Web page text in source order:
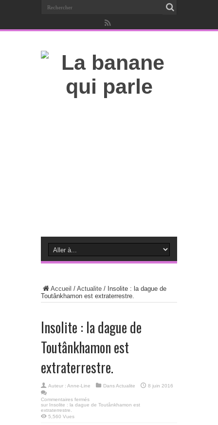
Accueil / Actualite / Insolite : la dague de
Toutânkhamon est extraterrestre.
Insolite : la dague de
Toutânkhamon est
extraterrestre.
Auteur : Anne-Line DansActualite 8 juin 2016
Commentaires fermés
sur Insolite : la dague de Toutânkhamon est
extraterrestre.
5,560 Vues